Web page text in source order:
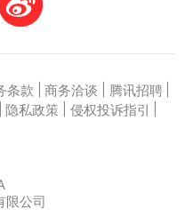
条款 商务洽谈 腾讯招聘
隐私政策 侵权投诉指引
限公司